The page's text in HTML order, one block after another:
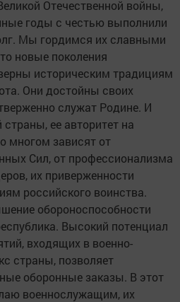
Отечественной войны,
годы с честью выполнили
Мы гордимся их славными
новые поколения
историческим традициям
Они достойны своих
служат Родине. И
ее авторитет на
многом зависят от
Сил, от профессионализма
их приверженности
российского воинства.
обороноспособности
Высокий потенциал
входящих в военно-
страны, позволяет
оборонные заказы. В этот
военнослужащим, их